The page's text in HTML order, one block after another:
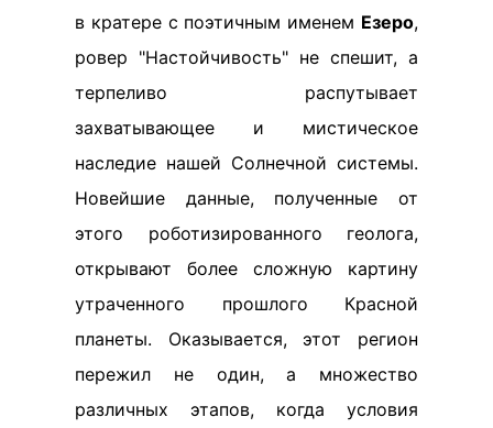
в кратере с поэтичным именем Езеро,
ровер "Настойчивость" не спешит, а
терпеливо распутывает
захватывающее и мистическое
наследие нашей Солнечной системы.
Новейшие данные, полученные от
этого роботизированного геолога,
открывают более сложную картину
утраченного прошлого Красной
планеты. Оказывается, этот регион
пережил не один, а множество
различных этапов, когда условия